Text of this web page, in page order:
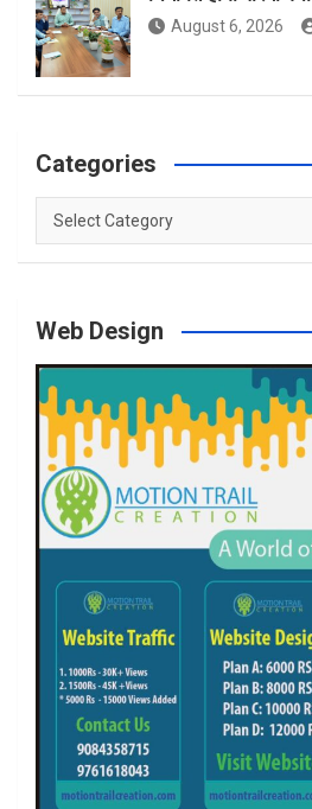
August 6, 2026
Categories
Categories
Web Design